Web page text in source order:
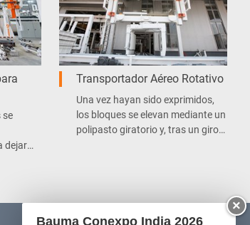
se
dejar
Transportador Aéreo Rotativo
Una vez hayan sido exprimidos,
los bloques se elevan mediante un
polipasto giratorio y, tras un giro
×
Bauma Conexpo India 2026